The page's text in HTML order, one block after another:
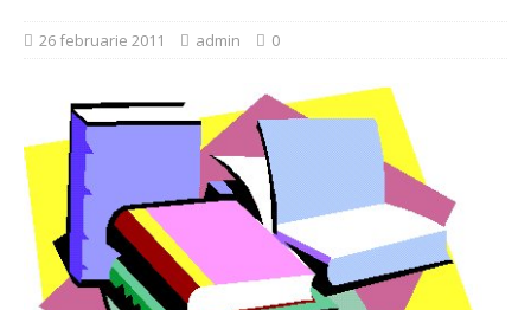
26 februarie 2011 admin 0